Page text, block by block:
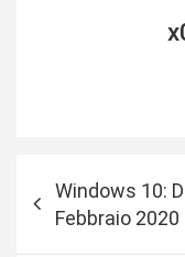
Windows 10:
Febbraio 2020